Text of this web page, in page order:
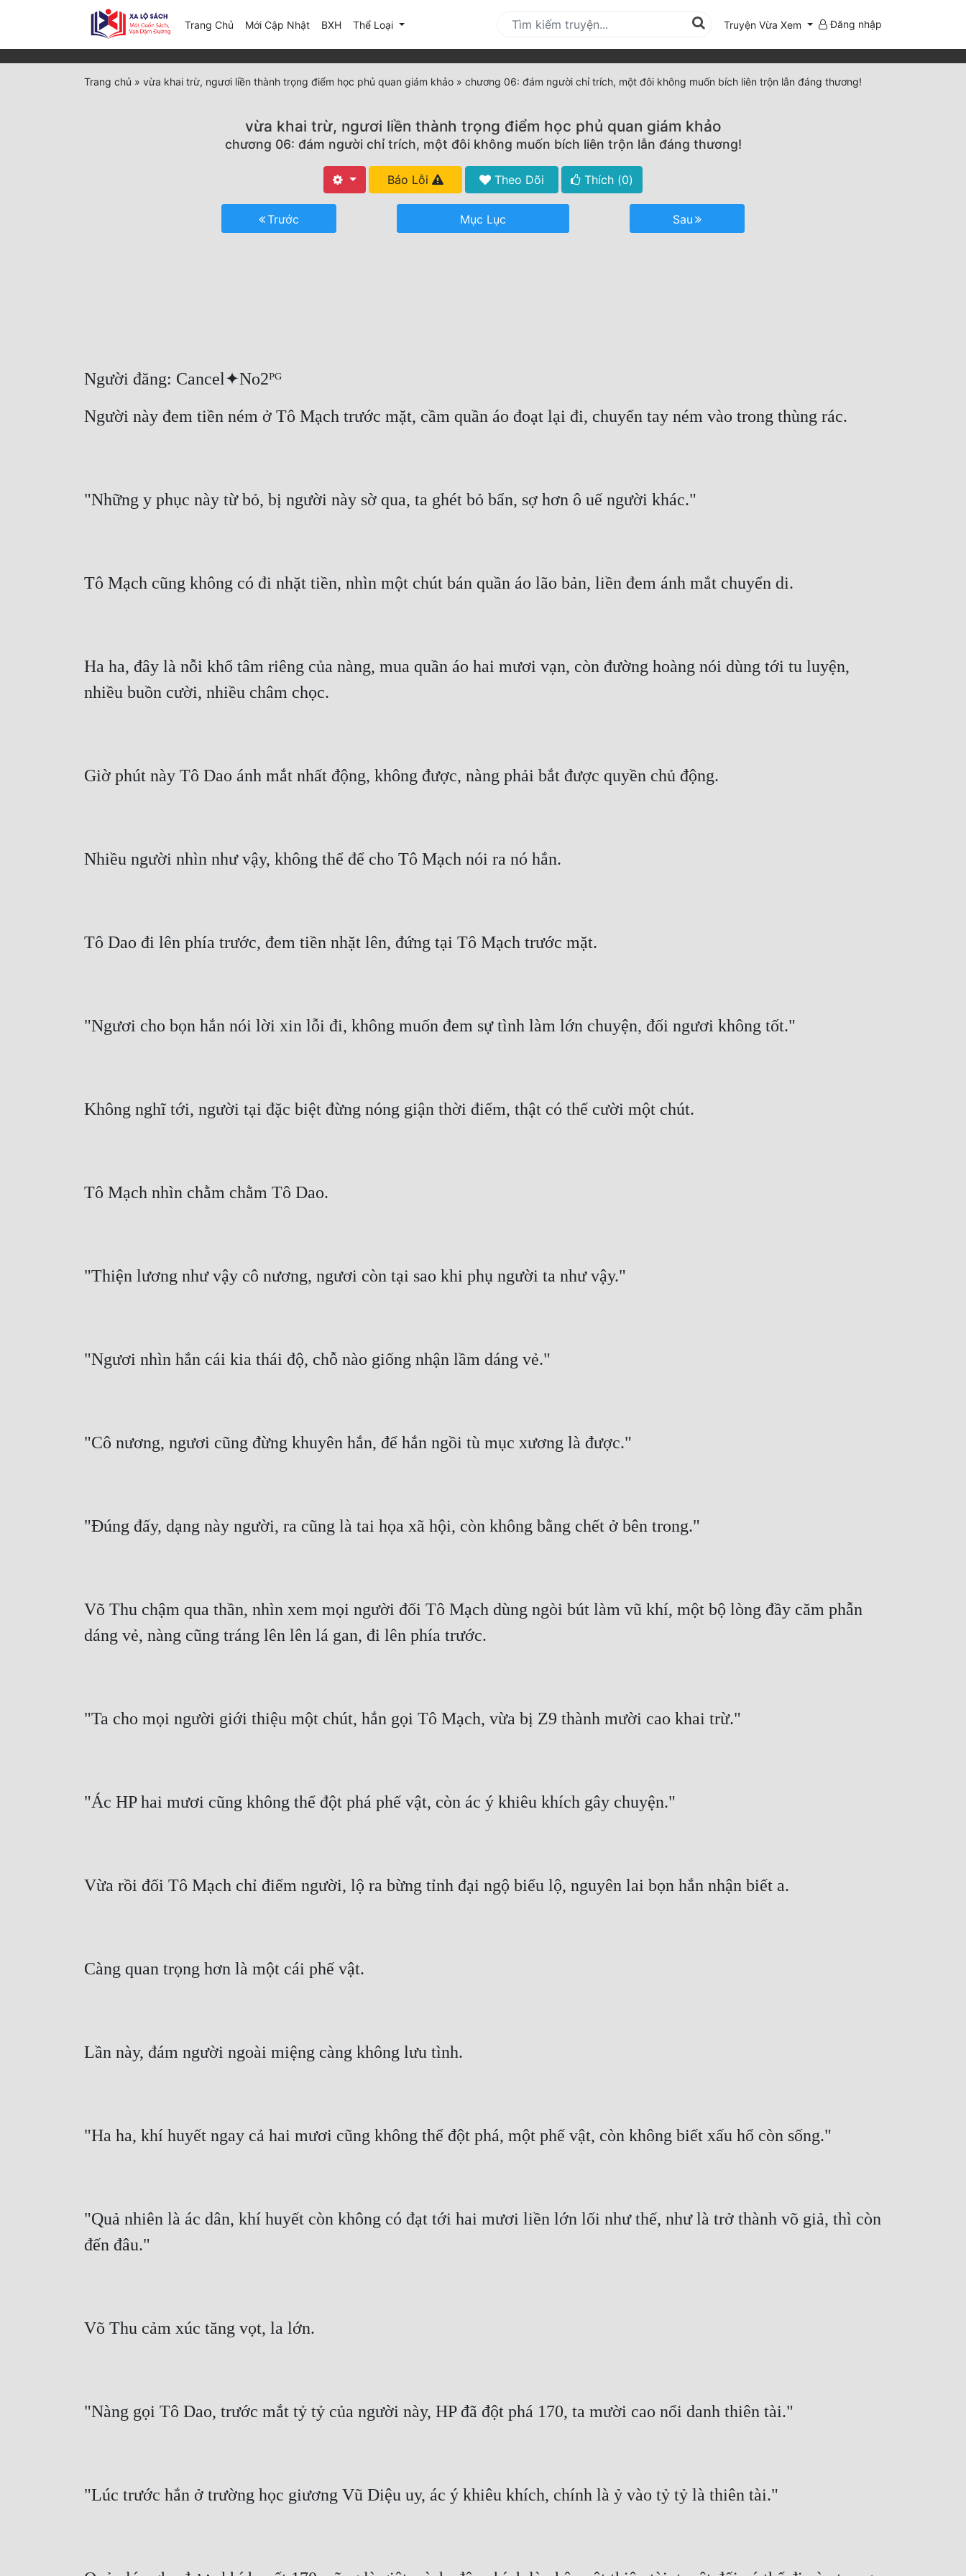
Trang Chủ Mới Cập Nhật(current)
BXH Thể Loại Truyện Vừa Xem Đăng nhập
Trang chủ » vừa khai trừ, ngươi liền thành trọng điểm học phủ quan giám khảo » chương 06: đám người chỉ trích, một đôi không muốn bích liên trộn lẫn đáng thương!
vừa khai trừ, ngươi liền thành trọng điểm học phủ quan giám khảo
chương 06: đám người chỉ trích, một đôi không muốn bích liên trộn lẫn đáng thương!
Báo Lỗi Theo Dõi Thích (0)
Trước Mục Lục Sau
Người đăng: Cancel✦No2ᴾᴳ
Người này đem tiền ném ở Tô Mạch trước mặt, cầm quần áo đoạt lại đi, chuyển tay ném vào trong thùng rác.
"Những y phục này từ bỏ, bị người này sờ qua, ta ghét bỏ bẩn, sợ hơn ô uế người khác."
Tô Mạch cũng không có đi nhặt tiền, nhìn một chút bán quần áo lão bản, liền đem ánh mắt chuyển di.
Ha ha, đây là nỗi khổ tâm riêng của nàng, mua quần áo hai mươi vạn, còn đường hoàng nói dùng tới tu luyện,
nhiều buồn cười, nhiều châm chọc.
Giờ phút này Tô Dao ánh mắt nhất động, không được, nàng phải bắt được quyền chủ động.
Nhiều người nhìn như vậy, không thể để cho Tô Mạch nói ra nó hắn.
Tô Dao đi lên phía trước, đem tiền nhặt lên, đứng tại Tô Mạch trước mặt.
"Ngươi cho bọn hắn nói lời xin lỗi đi, không muốn đem sự tình làm lớn chuyện, đối ngươi không tốt."
Không nghĩ tới, người tại đặc biệt đừng nóng giận thời điểm, thật có thể cười một chút.
Tô Mạch nhìn chằm chằm Tô Dao.
"Thiện lương như vậy cô nương, ngươi còn tại sao khi phụ người ta như vậy."
"Ngươi nhìn hắn cái kia thái độ, chỗ nào giống nhận lầm dáng vẻ."
"Cô nương, ngươi cũng đừng khuyên hắn, để hắn ngồi tù mục xương là được."
"Đúng đấy, dạng này người, ra cũng là tai họa xã hội, còn không bằng chết ở bên trong."
Võ Thu chậm qua thần, nhìn xem mọi người đối Tô Mạch dùng ngòi bút làm vũ khí, một bộ lòng đầy căm phẫn
dáng vẻ, nàng cũng tráng lên lên lá gan, đi lên phía trước.
"Ta cho mọi người giới thiệu một chút, hắn gọi Tô Mạch, vừa bị Z9 thành mười cao khai trừ."
"Ác HP hai mươi cũng không thể đột phá phế vật, còn ác ý khiêu khích gây chuyện."
Vừa rồi đối Tô Mạch chỉ điểm người, lộ ra bừng tỉnh đại ngộ biểu lộ, nguyên lai bọn hắn nhận biết a.
Càng quan trọng hơn là một cái phế vật.
Lần này, đám người ngoài miệng càng không lưu tình.
"Ha ha, khí huyết ngay cả hai mươi cũng không thể đột phá, một phế vật, còn không biết xấu hổ còn sống."
"Quả nhiên là ác dân, khí huyết còn không có đạt tới hai mươi liền lớn lối như thế, như là trở thành võ giả, thì còn
đến đâu."
Võ Thu cảm xúc tăng vọt, la lớn.
"Nàng gọi Tô Dao, trước mắt tỷ tỷ của người này, HP đã đột phá 170, ta mười cao nổi danh thiên tài."
"Lúc trước hắn ở trường học giương Vũ Diệu uy, ác ý khiêu khích, chính là ỷ vào tỷ tỷ là thiên tài."